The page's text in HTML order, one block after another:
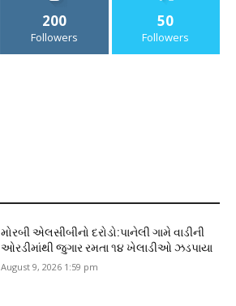
200
Followers
50
Followers
મોરબી એલસીબીનો દરોડો:પાનેલી ગામે વાડીની
ઓરડીમાંથી જુગાર રમતા ૧૪ ખેલાડીઓ ઝડપાયા
August 9, 2026 1:59 pm